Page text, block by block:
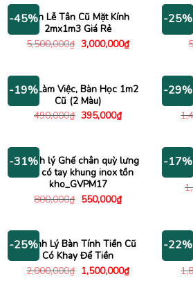
1,800,000₫.
-45%Bàn Lễ Tân Cũ Mặt Kính
2mx1m3 Giá Rẻ
5,500,000₫ Giá
gốc
3,000,000₫Giá
hiện
3,000,000₫.
-25%
-19%
Bàn Làm Việc, Bàn Học 1m2
Cũ (2 Màu)
490,000₫ Giá
395,000₫Giá
hiện
395,000₫.
-29%
-31%
Thanh lý Ghế chân quỳ lưng
lưới có tay khung inox tồn
kho_GVPM17
800,000₫ Giá
550,000₫Giá
hiện
550,000₫.
-17%
-25%
Thanh Lý Bàn Tính Tiền Cũ
Có Khay Để Tiền
2,000,000₫ Giá
gốc
1,500,000₫Giá
hiện
-22%